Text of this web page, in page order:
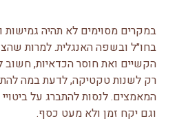
במקרים מסוימים לא תהיה
בחו״ל ובשפה האנגלית. למרות
הקשיים ואת חוסר הכדאיות, חשוב
רק לשנות טקטיקה, לדעת במה
המאמצים. לנסות להתברג על
וגם יקח זמן ולא מעט כסף.